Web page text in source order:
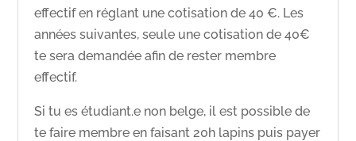
effectif en réglant une cotisation de 40 €. Les
années suivantes, seule une cotisation de 40€
te sera demandée afin de rester membre
effectif.
Si tu es étudiant.e non belge, il est possible de
te faire membre en faisant 20h lapins puis payer